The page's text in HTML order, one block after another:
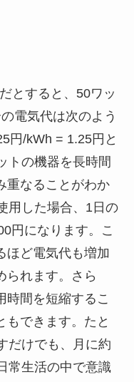
とすると、50ワッ
電気代は次のよう
円/kWh = 1.25円と
トの機器を長時間
重なることがわか
用した場合、1日の
円になります。こ
ほど電気代も増加
られます。さら
時間を短縮するこ
もできます。たと
だけでも、月に約
常生活の中で意識